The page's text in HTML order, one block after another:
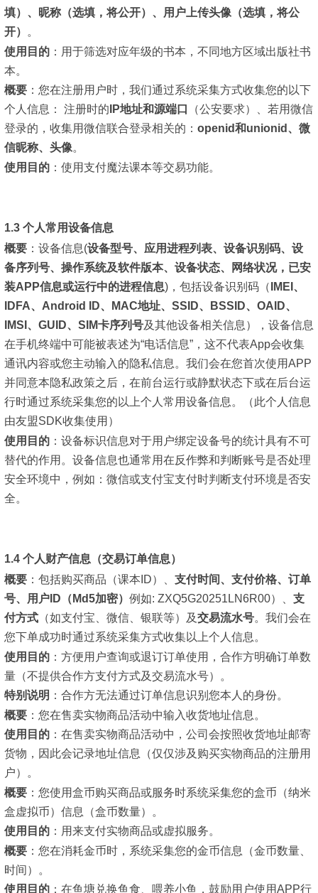
填）、昵称（选填，将公开）、用户上传头像（选填，将公
开）
。
使用目的 ： 用于筛选对应年级的书本，不同地方区域出版社书
本。
概要 ： 您在注册用户时，我们通过系统采集方式收集您的以下
个人信息： 注册时的 IP地址和源端口
（公安要求）、若用微信
登录的，收集用微信联合登录相关的： openid和unionid、微
信昵称、头像。
使用目的 ： 使用支付魔法课本等交易功能。
1.3 个人常用设备信息
概要 ： 设备信息(设备型号、应用进程列表、设备识别码、设
备序列号、操作系统及软件版本、设备状态、网络状况，已安
装APP信息或运行中的进程信息)，包括设备识别码（ IMEI、
IDFA、Android ID、MAC地址、SSID、BSSID、OAID、
IMSI、GUID、SIM卡序列号及其他设备相关信息），设备信息
在手机终端中可能被表述为“电话信息”，这不代表App会收集
通讯内容或您主动输入的隐私信息。我们会在您首次使用APP
并同意本隐私政策之后，在前台运行或静默状态下或在后台运
行时通过系统采集您的以上个人常用设备信息。（此个人信息
由友盟SDK收集使用）
使用目的 ： 设备标识信息对于用户绑定设备号的统计具有不可
替代的作用。设备信息也通常用在反作弊和判断账号是否处理
安全环境中，例如：微信或支付宝支付时判断支付环境是否安
全。
1.4 个人财产信息（交易订单信息）
概要 ： 包括购买商品（课本ID）、 支付时间、支付价格、订单
号、用户ID（Md5加密） 例如: ZXQ5G20251LN6R00）、 支
付方式 （如支付宝、微信、银联等）及交易流水号。我们会在
您下单成功时通过系统采集方式收集以上个人信息。
使用目的 ： 方便用户查询或退订订单使用，合作方明确订单数
量（不提供合作方支付方式及交易流水号）。
特别说明 ： 合作方无法通过订单信息识别您本人的身份。
概要 ： 您在售卖实物商品活动中输入收货地址信息。
使用目的 ： 在售卖实物商品活动中，公司会按照收货地址邮寄
货物，因此会记录地址信息（仅仅涉及购买实物商品的注册用
户）。
概要 ： 您使用盒币购买商品或服务时系统采集您的盒币 （纳米
盒虚拟币）信息（盒币数量）。
使用目的 ： 用来支付实物商品或虚拟服务。
概要 ： 您在消耗金币时，系统采集您的金币信息（金币数量、
时间）。
使用目的 ： 在鱼塘兑换鱼食、喂养小鱼，鼓励用户使用APP行